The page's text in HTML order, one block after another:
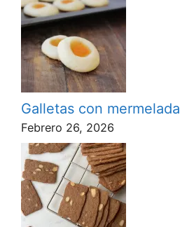
Galletas con mermelada
Febrero 26, 2026